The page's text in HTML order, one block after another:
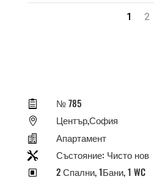
1 2
 № 785
 Център,София
 Апартамент
 Състояние: Чисто нов
W 2 Спални, 1Бани, 1 WC